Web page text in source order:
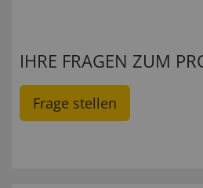
IHRE FRAGEN ZUM
Frage stellen